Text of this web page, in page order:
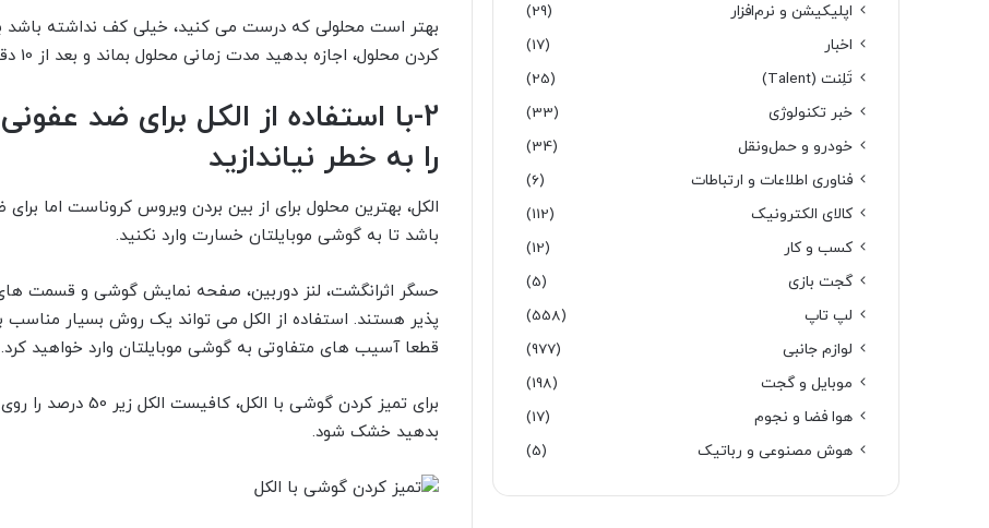
بهتر است محلولی که درست می کنید، خیلی کف نداشته باشد
کردن محلول، اجازه بدهید مدت زمانی محلول بماند و بعد از 10 دقیقه آن را استفاده کنید.
2-با استفاده از الکل برای ضد
را به خطر نیاندازید
الکل، بهترین محلول برای از بین بردن ویروس کروناست اما
باشد تا به گوشی موبایلتان خسارت وارد نکنید.
قطعا آسیب های متفاوتی به گوشی موبایلتان وارد خواهید کرد.
برای تمیز کردن
بدهید خشک شود.
اپلیکیشن و نرم‌افزار
(29)
اخبار
(17)
تَلِنت (Talent)
(25)
خبر تکنولوژی
(33)
خودرو و حمل‌و‌نقل
(34)
فناوری اطلاعات و ارتباطات
(6)
کالای الکترونیک
(112)
کسب و کار
(12)
گجت بازی
(5)
لپ تاپ
(558)
لوازم جانبی
(977)
موبایل و گجت
(198)
هوا فضا و نجوم
(17)
هوش مصنوعی و رباتیک
(5)